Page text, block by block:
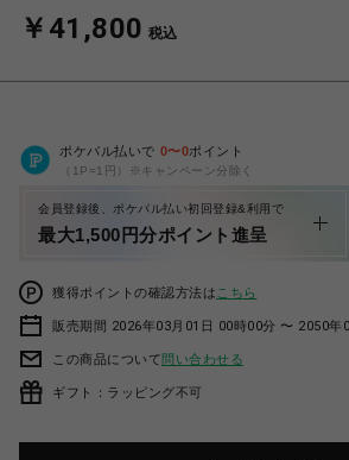
￥41,800 税込
ポケパル払いで 0〜0ポイント
（1P=1円）※キャンペーン分除く
会員登録後、ポケパル払い初回登録&利用で
最大1,500円分ポイント進呈
獲得ポイントの確認方法は こちら
販売期間 2026年03月01日 00時00分 〜 2050年
この商品について問い合わせる
ギフト：ラッピング不可